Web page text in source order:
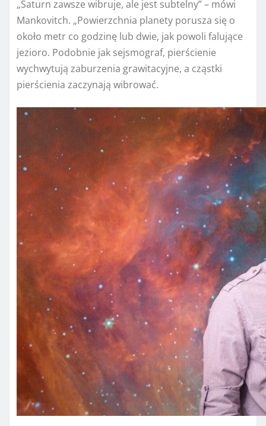
„Saturn zawsze wibruje, ale jest subtelny” – mówi
Mankovitch. „Powierzchnia planety porusza się o
około metr co godzinę lub dwie, jak powoli falujące
jezioro. Podobnie jak sejsmograf, pierścienie
wychwytują zaburzenia grawitacyjne, a cząstki
pierścienia zaczynają wibrować.